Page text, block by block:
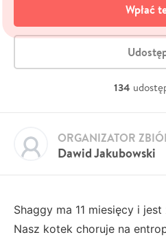
Wpłać
134
Dawid Jakubowski
ORGANIZATOR
Shaggy ma 11 miesięcy i
Nasz kotek choruje na